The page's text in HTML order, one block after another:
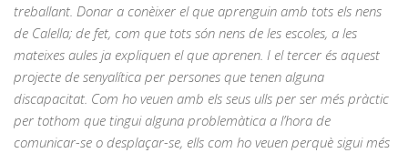
treballant. Donar a conèixer el que aprenguin amb tots els nens
de Calella; de fet, com que tots són nens de les escoles, a les
mateixes aules ja expliquen el que aprenen. I el tercer és aquest
projecte de senyalítica per persones que tenen alguna
discapacitat. Com ho veuen amb els seus ulls per ser més pràctic
per tothom que tingui alguna problemàtica a l’hora de
comunicar-se o desplaçar-se, ells com ho veuen perquè sigui més